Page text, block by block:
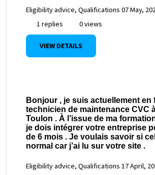
Eligibility advice, Qualifications 07 May,
1 replies
0 views
VIEW DETAILS
Bonjour , je suis actuellement en
technicien de maintenance CVC
Toulon . À l’issue de ma
je dois intégrer votre entreprise
de 6 mois . Je voulais savoir si
normal car j’ai lu sur votre site .
Eligibility advice, Qualifications 17 April,